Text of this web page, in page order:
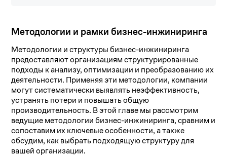
Методологии и рамки бизнес-инжиниринга
Методологии и структуры бизнес-инжиниринга
предоставляют организациям структурированные
подходы к анализу, оптимизации и преобразованию их
деятельности. Применяя эти методологии, компании
могут систематически выявлять неэффективность,
устранять потери и повышать общую
производительность. В этой главе мы рассмотрим
ведущие методологии бизнес-инжиниринга, сравним и
сопоставим их ключевые особенности, а также
обсудим, как выбрать подходящую структуру для
вашей организации.